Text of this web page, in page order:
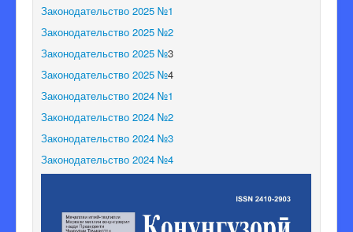
Законодательство 2025 №1
Законодательство 2025 №2
Законодательство 2025 №3
Законодательство 2025 №4
Законодательство 2024 №1
Законодательство 2024 №2
Законодательство 2024 №3
Законодательство 2024 №4